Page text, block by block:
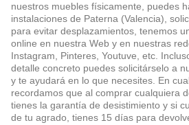
nuestros muebles físicamente, puedes
instalaciones de Paterna (Valencia),
para evitar desplazamientos, tenemos
online en nuestra Web y en nuestras
Instagram, Pinteres, Youtuve, etc.
detalle concreto puedes solicitárselo a
y te ayudará en lo que necesites. En
recordamos que al comprar cualquiera
tienes la garantía de desistimiento y si
de tu agrado, tienes 15 días para
Mi Cuenta
Mi lista de deseos
Atención al cliente
Formas de pago
Condiciones de transporte
Devoluciones y reembolsos
Aviso Legal y política de privacidad